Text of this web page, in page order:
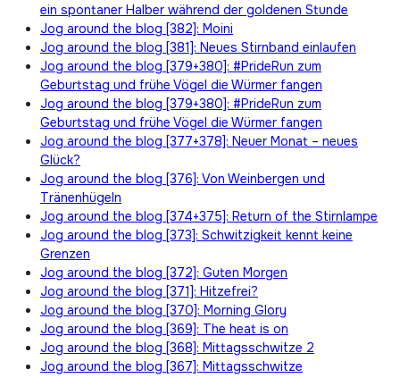
ein spontaner Halber während der goldenen Stunde
Jog around the blog [382]: Moini
Jog around the blog [381]: Neues Stirnband einlaufen
Jog around the blog [379+380]: #PrideRun zum
Geburtstag und frühe Vögel die Würmer fangen
Jog around the blog [379+380]: #PrideRun zum
Geburtstag und frühe Vögel die Würmer fangen
Jog around the blog [377+378]: Neuer Monat – neues
Glück?
Jog around the blog [376]: Von Weinbergen und
Tränenhügeln
Jog around the blog [374+375]: Return of the Stirnlampe
Jog around the blog [373]: Schwitzigkeit kennt keine
Grenzen
Jog around the blog [372]: Guten Morgen
Jog around the blog [371]: Hitzefrei?
Jog around the blog [370]: Morning Glory
Jog around the blog [369]: The heat is on
Jog around the blog [368]: Mittagsschwitze 2
Jog around the blog [367]: Mittagsschwitze